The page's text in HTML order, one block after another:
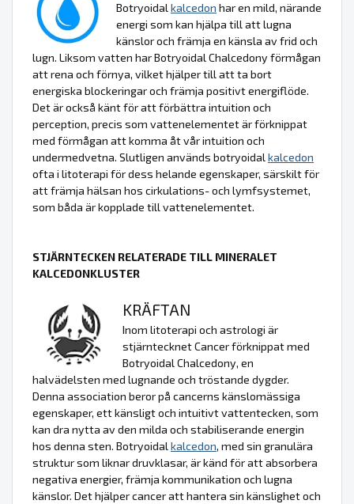
Botryoidalkalcedon har en mild, närande
energi som kan hjälpa till att lugna
känslor och främja en känsla av frid och
lugn. Liksom vatten har Botryoidal Chalcedony förmågan
att rena och förnya, vilket hjälper till att ta bort
energiska blockeringar och främja positivt energiflöde.
Det är också känt för att förbättra intuition och
perception, precis som vattenelementet är förknippat
med förmågan att komma åt vår intuition och
undermedvetna. Slutligen används botryoidalkalcedon
ofta i litoterapi för dess helande egenskaper, särskilt för
att främja hälsan hos cirkulations- och lymfsystemet,
som båda är kopplade till vattenelementet.
STJÄRNTECKEN RELATERADE TILL MINERALET
KALCEDONKLUSTER
KRÄFTAN
Inom litoterapi och astrologi är
stjärntecknet Cancer förknippat med
Botryoidal Chalcedony, en
halvädelsten med lugnande och tröstande dygder.
Denna association beror på cancerns känslomässiga
egenskaper, ett känsligt och intuitivt vattentecken, som
kan dra nytta av den milda och stabiliserande energin
hos denna sten. Botryoidalkalcedon, med sin granulära
struktur som liknar druvklasar, är känd för att absorbera
negativa energier, främja kommunikation och lugna
känslor. Det hjälper cancer att hantera sin känslighet och